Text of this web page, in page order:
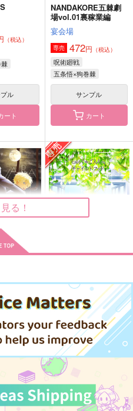
）
ル
細
canvas２(トレペ巻き)
Sophia
1,540円（税込）
五条悟×狗巻棘
サンプル
Gift【再版】
Astarisk
（税込）
ル
ート
NANDAKORE五棘劇
場vol.01裏稼業編
宴会場
専売 472円 （税込）
呪術廻戦
五条悟×狗巻棘
サンプル
カート
（税込）
ル
ャイルドフッド
ラクエンノキズ
572円 （税込）
呪術廻戦
五条悟×狗巻棘
サンプル
る！